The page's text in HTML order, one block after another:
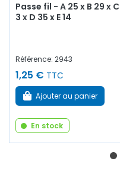
Passe fil - A 25 x B 29 x C
3 x D 35 x E 14
Référence: 2943
1,25 € TTC
Ajouter au panier
En stock